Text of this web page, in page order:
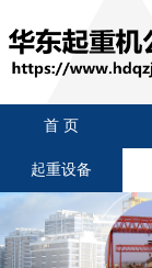
首 页
起重设备